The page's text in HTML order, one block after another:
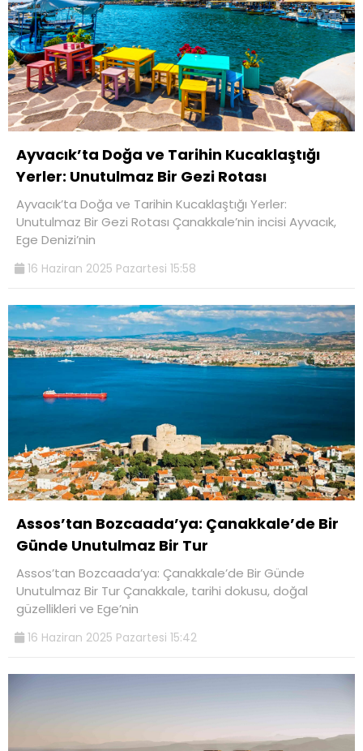
Ayvacık’ta Doğa ve Tarihin Kucaklaştığı
Yerler: Unutulmaz Bir Gezi Rotası
Ayvacık’ta Doğa ve Tarihin Kucaklaştığı Yerler:
Unutulmaz Bir Gezi Rotası Çanakkale’nin incisi Ayvacık,
Ege Denizi’nin
16 Haziran 2025 Pazartesi 15:58
Assos’tan Bozcaada’ya: Çanakkale’de Bir
Günde Unutulmaz Bir Tur
Assos’tan Bozcaada’ya: Çanakkale’de Bir Günde
Unutulmaz Bir Tur Çanakkale, tarihi dokusu, doğal
güzellikleri ve Ege’nin
16 Haziran 2025 Pazartesi 15:42